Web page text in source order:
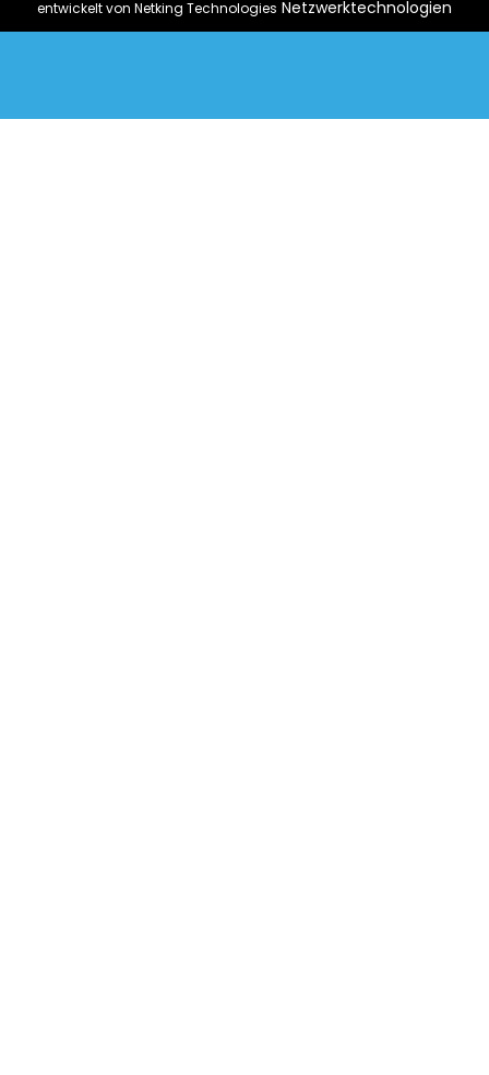
entwickelt von Netking Technologies Netzwerktechnologien